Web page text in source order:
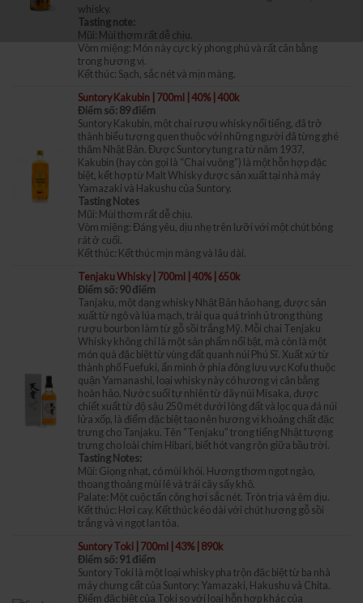
whisky.
Tasting note:
Mũi: Mùi thơm rất dễ chịu.
Vòm miệng: Món này cực kỳ phong phú và rất cân bằng
trong hương vị.
Kết thúc: Sạch, sắc nét và mịn màng.
Suntory Kakubin | 700ml | 40% | 400k
Điểm số: 89 điểm
Suntory Kakubin, một chai rượu whisky nổi tiếng, đã trở
thành biểu tượng quen thuộc với những người đã từng ghé
thăm Nhật Bản. Được Suntory tung ra từ năm 1937,
Kakubin (hay còn gọi là “Chai vuông”) là một hỗn hợp đặc
biệt, kết hợp từ Malt Whisky được sản xuất tại nhà máy
Yamazaki và Hakushu của Suntory.
Tasting Notes
Mũi: Mùi thơm rất dễ chịu.
Vòm miệng: Đáng yêu, dịu nhẹ trên lưỡi với một chút bỏng
rát ở cuối.
Kết thúc: Kết thúc mịn màng và lâu dài.
Tenjaku Whisky | 700ml | 40% | 650k
Điểm số: 90 điểm
Tanjaku, một dạng whisky Nhật Bản hảo hạng, được sản
xuất từ ngô và lúa mạch, trải qua quá trình ủ trong thùng
rượu bourbon làm từ gỗ sồi trắng Mỹ. Mỗi chai Tenjaku
Whisky không chỉ là một sản phẩm nổi bật, mà còn là một
món quà đặc biệt từ vùng đất quanh núi Phú Sĩ. Xuất xứ từ
thành phố Fuefuki, ẩn mình ở phía đông lưu vực Kofu thuộc
quận Yamanashi, loại whisky này có hương vị cân bằng
hoàn hảo. Nước suối tự nhiên từ dãy núi Misaka, được
chiết xuất từ độ sâu 250 mét dưới lòng đất và lọc qua đá núi
lửa xốp, là điểm đặc biệt tạo nên hương vị khoáng chất đặc
trưng cho Tanjaku. Tên “Tenjaku” trong tiếng Nhật tượng
trưng cho loài chim Hibari, biết hót vang rộn giữa bầu trời.
Tasting Notes:
Mũi: Giọng nhạt, có mùi khói. Hương thơm ngọt ngào,
thoang thoảng mùi lê và trái cây sấy khô.
Palate: Một cuộc tấn công hơi sắc nét. Tròn trịa và êm dịu.
Kết thúc: Hơi cay. Kết thúc kéo dài với chút hương gỗ sồi
trắng và vị ngọt lan tỏa.
Suntory Toki | 700ml | 43% | 890k
Điểm số: 91 điểm
Suntory Toki là một loại whisky pha trộn đặc biệt từ ba nhà
máy chưng cất của Suntory: Yamazaki, Hakushu và Chita.
Điểm đặc biệt của Toki so với loại hỗn hợp khác của